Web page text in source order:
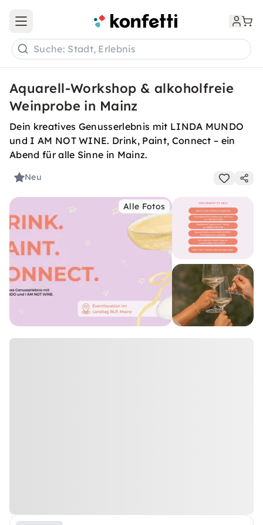
Open main menu
Suche: Stadt, Erlebnis
Aquarell-Workshop & alkoholfreie
Weinprobe in Mainz
Dein kreatives Genusserlebnis mit LINDA MUNDO
und I AM NOT WINE. Drink, Paint, Connect – ein
Abend für alle Sinne in Mainz.
Neu
Alle Fotos